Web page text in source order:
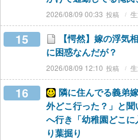
2026/08/09 00:33
15
【愕然】嫁の浮気
に困惑なんだが？
2026/08/09 12:10
16
隣に住んでる義弟
外どこ行った？」と
へ行き「幼稚園どこ
り葉掘り